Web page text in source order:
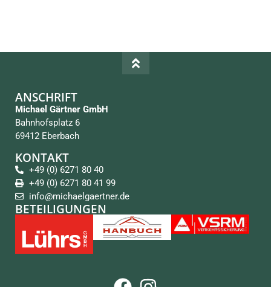
ANSCHRIFT
Michael Gärtner GmbH
Bahnhofsplatz 6
69412 Eberbach
KONTAKT
+49 (0) 6271 80 40
+49 (0) 6271 80 41 99
info@michaelgaertner.de
BETEILIGUNGEN